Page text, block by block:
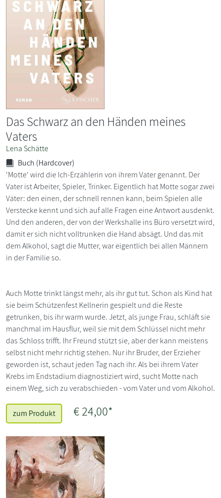
Das Schwarz an den Händen meines
Vaters
Lena Schätte
Buch (Hardcover)
'Motte' wird die Ich-Erzählerin von ihrem Vater genannt. Der
Vater ist Arbeiter, Spieler, Trinker. Eigentlich hat Motte sogar zwei
Väter: den einen, der schnell rennen kann, beim Spielen alle
Verstecke kennt und sich auf alle Fragen eine Antwort ausdenkt.
Und den anderen, der von der Werkshalle ins Büro versetzt wird,
damit er sich nicht volltrunken die Hand absägt. Und das mit
dem Alkohol, sagt die Mutter, war eigentlich bei allen Männern
in der Familie so.
Auch Motte trinkt längst mehr, als ihr gut tut. Schon als Kind hat
sie beim Schützenfest Kellnerin gespielt und die Reste
getrunken, bis ihr warm wurde. Jetzt, als junge Frau, schläft sie
manchmal im Hausflur, weil sie mit dem Schlüssel nicht mehr
das Schloss trifft. Ihr Freund stützt sie, aber der kann meistens
selbst nicht mehr richtig stehen. Nur ihr Bruder, der Erzieher
geworden ist, schaut jeden Tag nach ihr. Als bei ihrem Vater
Krebs im Endstadium diagnostiziert wird, sucht Motte nach
einem Weg, sich zu verabschieden - vom Vater und vom Alkohol.
zum Produkt € 24,00*